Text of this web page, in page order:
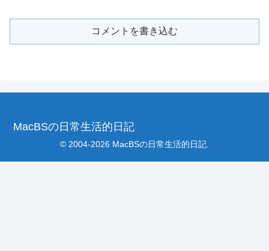
コメントを書き込む
MacBSの日常生活的日記
© 2004-2026 MacBSの日常生活的日記.